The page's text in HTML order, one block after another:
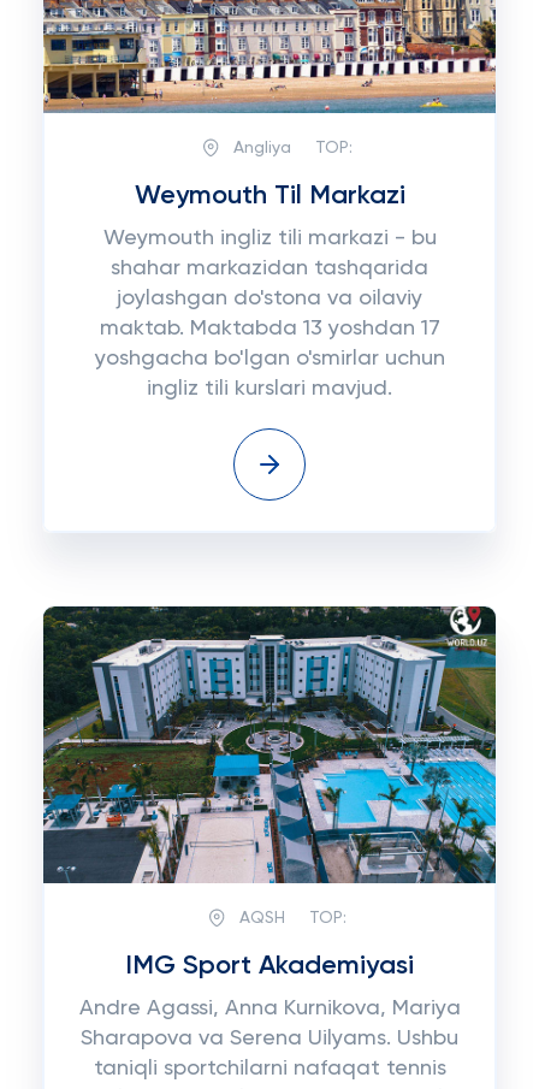
Angliya TOP:
Weymouth Til Markazi
Weymouth ingliz tili markazi - bu
shahar markazidan tashqarida
joylashgan do'stona va oilaviy
maktab. Maktabda 13 yoshdan 17
yoshgacha bo'lgan o'smirlar uchun
ingliz tili kurslari mavjud.
AQSH TOP:
IMG Sport Akademiyasi
Andre Agassi, Anna Kurnikova, Mariya
Sharapova va Serena Uilyams. Ushbu
taniqli sportchilarni nafaqat tennis